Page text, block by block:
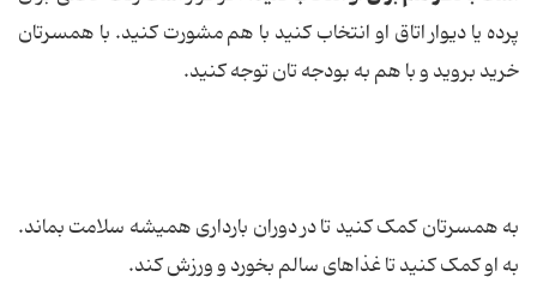
پرده یا دیوار اتاق او انتخاب کنید با هم مشورت کنید. با همسرتان
خرید بروید و با هم به بودجه تان توجه کنید.
به همسرتان کمک کنید تا در دوران بارداری همیشه سلامت بماند.
به او کمک کنید تا غذاهای سالم بخورد و ورزش کند.